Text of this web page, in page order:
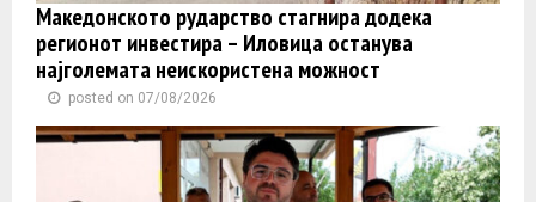
Македонското рударство стагнира додека
регионот инвестира – Иловица останува
најголемата неискористена можност
posted on 07/08/2026